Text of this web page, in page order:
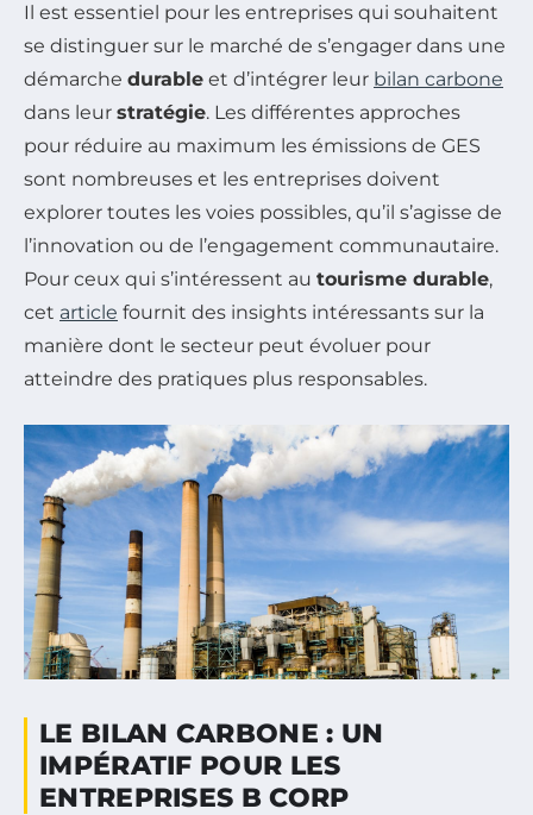
Il est essentiel pour les entreprises qui souhaitent
se distinguer sur le marché de s’engager dans une
démarche durable et d’intégrer leur bilan carbone
dans leur stratégie. Les différentes approches
pour réduire au maximum les émissions de GES
sont nombreuses et les entreprises doivent
explorer toutes les voies possibles, qu’il s’agisse de
l’innovation ou de l’engagement communautaire.
Pour ceux qui s’intéressent au tourisme durable,
cet article fournit des insights intéressants sur la
manière dont le secteur peut évoluer pour
atteindre des pratiques plus responsables.
LE BILAN CARBONE : UN
IMPÉRATIF POUR LES
ENTREPRISES B CORP